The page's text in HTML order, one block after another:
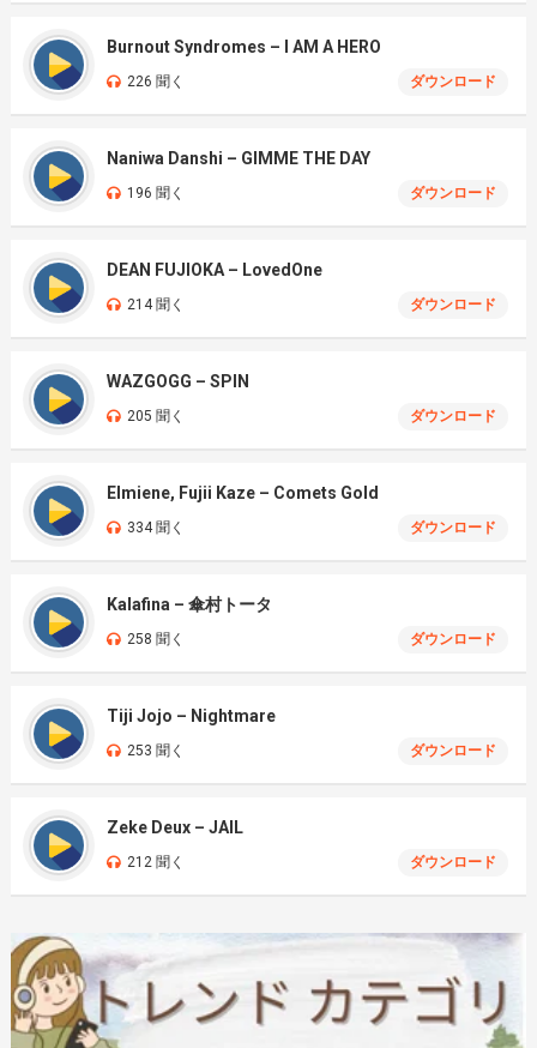
Burnout Syndromes – I AM A HERO
226 聞く ダウンロード
Naniwa Danshi – GIMME THE DAY
196 聞く ダウンロード
DEAN FUJIOKA – LovedOne
214 聞く ダウンロード
WAZGOGG – SPIN
205 聞く ダウンロード
Elmiene, Fujii Kaze – Comets Gold
334 聞く ダウンロード
Kalafina – 傘村トータ
258 聞く ダウンロード
Tiji Jojo – Nightmare
253 聞く ダウンロード
Zeke Deux – JAIL
212 聞く ダウンロード